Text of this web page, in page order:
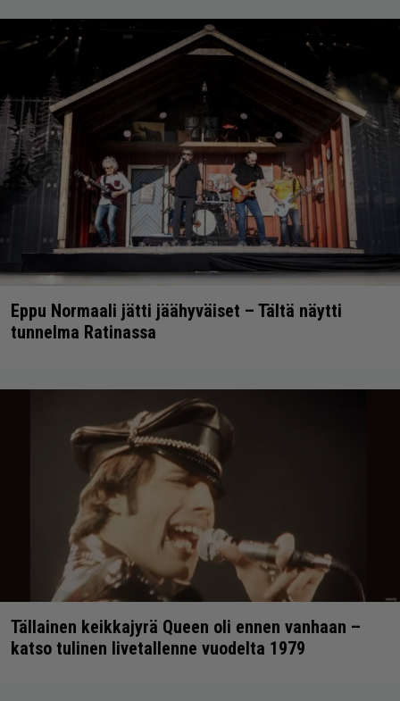
Eppu Normaali jätti jäähyväiset – Tältä näytti
tunnelma Ratinassa
Tällainen keikkajyrä Queen oli ennen vanhaan –
katso tulinen livetallenne vuodelta 1979